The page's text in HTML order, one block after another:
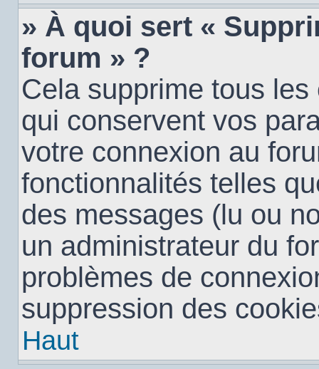
» À quoi sert «
forum » ?
Cela supprime tous
qui conservent vos
votre connexion au
fonctionnalités telles
des messages (lu ou
un administrateur du
problèmes de
suppression des
Haut